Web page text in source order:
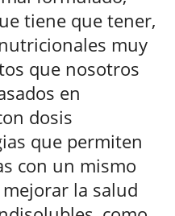
tiene que tener,
muy
que nosotros
en
dosis
que permiten
con un mismo
la salud